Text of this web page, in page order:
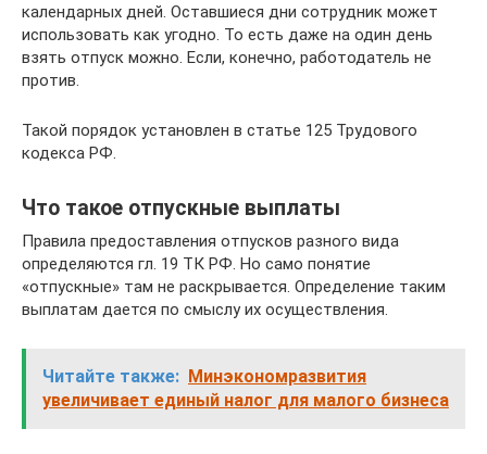
календарных дней. Оставшиеся дни сотрудник может
использовать как угодно. То есть даже на один день
взять отпуск можно. Если, конечно, работодатель не
против.
Такой порядок установлен в статье 125 Трудового
кодекса РФ.
Что такое отпускные выплаты
Правила предоставления отпусков разного вида
определяются гл. 19 ТК РФ. Но само понятие
«отпускные» там не раскрывается. Определение таким
выплатам дается по смыслу их осуществления.
Читайте также: Минэкономразвития
увеличивает единый налог для малого бизнеса